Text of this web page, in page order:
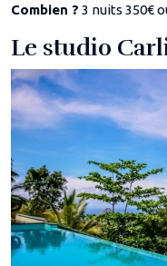
Combien ? 3 nuits 350€
Le studio